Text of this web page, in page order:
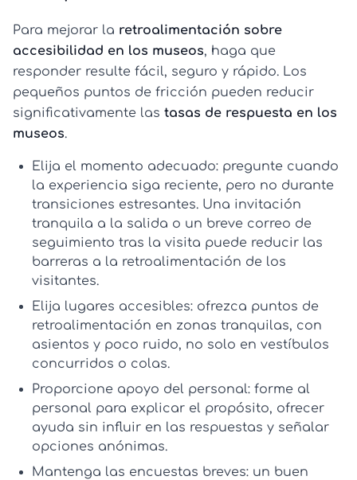
Para mejorar la retroalimentación sobre
accesibilidad en los museos, haga que
responder resulte fácil, seguro y rápido. Los
pequeños puntos de fricción pueden reducir
significativamente las tasas de respuesta en los
museos.
Elija el momento adecuado: pregunte cuando
la experiencia siga reciente, pero no durante
transiciones estresantes. Una invitación
tranquila a la salida o un breve correo de
seguimiento tras la visita puede reducir las
barreras a la retroalimentación de los
visitantes.
Elija lugares accesibles: ofrezca puntos de
retroalimentación en zonas tranquilas, con
asientos y poco ruido, no solo en vestíbulos
concurridos o colas.
Proporcione apoyo del personal: forme al
personal para explicar el propósito, ofrecer
ayuda sin influir en las respuestas y señalar
opciones anónimas.
Mantenga las encuestas breves: un buen